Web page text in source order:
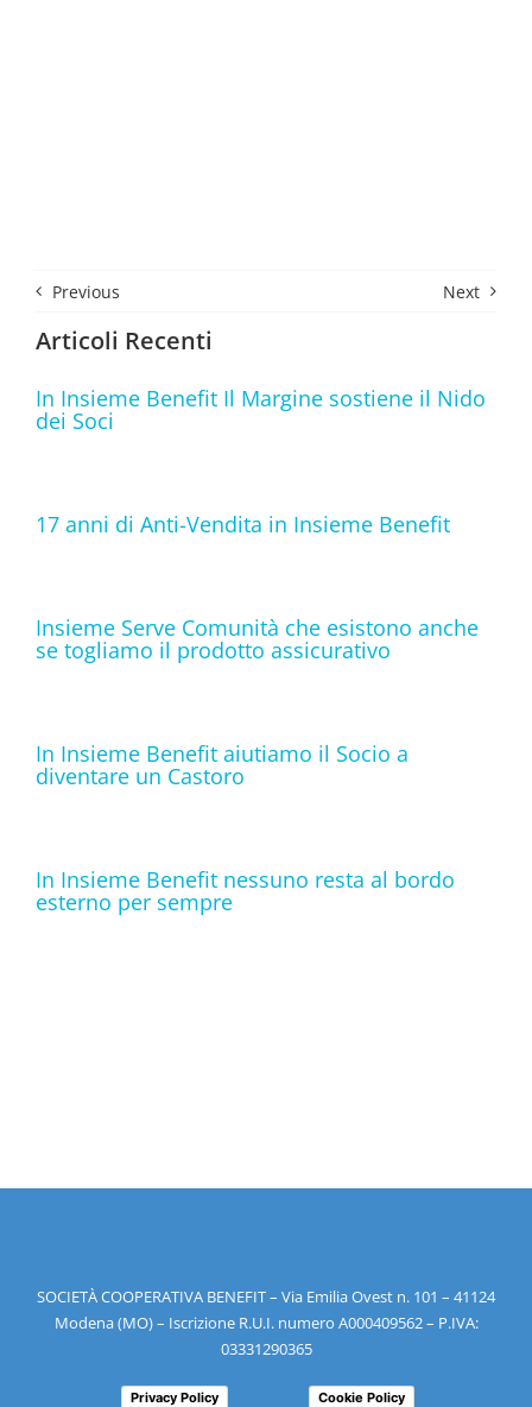
Previous Next
Articoli Recenti
In Insieme Benefit Il Margine sostiene il Nido
dei Soci
17 anni di Anti-Vendita in Insieme Benefit
Insieme Serve Comunità che esistono anche
se togliamo il prodotto assicurativo
In Insieme Benefit aiutiamo il Socio a
diventare un Castoro
In Insieme Benefit nessuno resta al bordo
esterno per sempre
SOCIETÀ COOPERATIVA BENEFIT – Via Emilia Ovest n. 101 – 41124
Modena (MO) – Iscrizione R.U.I. numero A000409562 – P.IVA:
03331290365
Privacy Policy Cookie Policy